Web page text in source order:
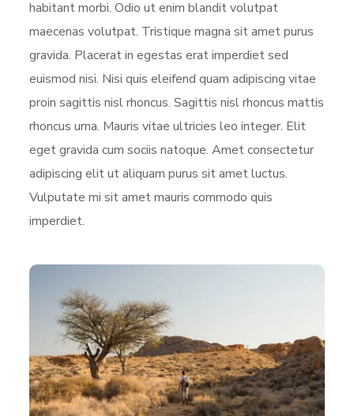
habitant morbi. Odio ut enim blandit volutpat
maecenas volutpat. Tristique magna sit amet purus
gravida. Placerat in egestas erat imperdiet sed
euismod nisi. Nisi quis eleifend quam adipiscing vitae
proin sagittis nisl rhoncus. Sagittis nisl rhoncus mattis
rhoncus urna. Mauris vitae ultricies leo integer. Elit
eget gravida cum sociis natoque. Amet consectetur
adipiscing elit ut aliquam purus sit amet luctus.
Vulputate mi sit amet mauris commodo quis
imperdiet.